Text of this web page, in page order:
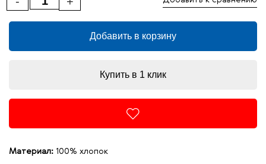
Добавить в корзину
Купить в 1 клик
Материал: 100% хлопок